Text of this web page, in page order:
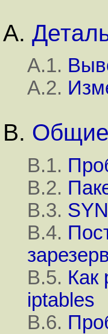
A.
A.1.
A.2.
B.
B.1.
B.2.
B.3.
B.4.
B.5. Как
iptables
B.6.